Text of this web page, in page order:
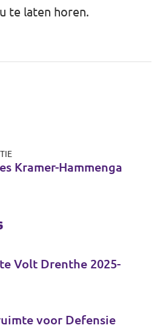
te laten horen.
Kramer-Hammenga
Volt Drenthe 2025-
voor Defensie